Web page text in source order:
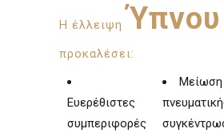
Η έλλειψη Ύπνου
προκαλέσει:
Ευερέθιστες
συμπεριφορές
Μείωση